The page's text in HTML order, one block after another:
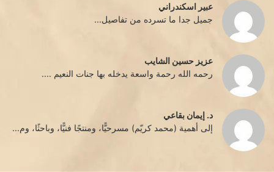
عبير اسكندراني
جميل جدا ما تسرده من تفاصيل...
عزيز حسين الشايب
رحمه الله رحمة واسعة يدخله بها جنات النعيم ....
د. إيمان بقاعي
إلى أهمية (محمد كريّم) مسرحيًّا، ومنتجًا فنيًّا، وباحثًا، وم...